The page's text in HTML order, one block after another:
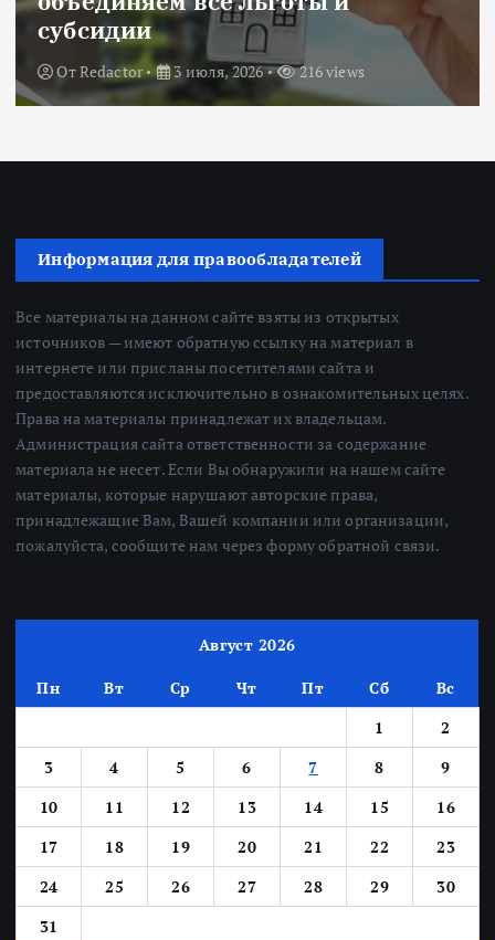
субсидии
ОтRedactor 3 июля, 2026 216 views
Информация для правообладателей
Все материалы на данном сайте взяты из открытых
источников — имеют обратную ссылку на материал в
интернете или присланы посетителями сайта и
предоставляются исключительно в ознакомительных целях.
Права на материалы принадлежат их владельцам.
Администрация сайта ответственности за содержание
материала не несет. Если Вы обнаружили на нашем сайте
материалы, которые нарушают авторские права,
принадлежащие Вам, Вашей компании или организации,
пожалуйста, сообщите нам через форму обратной связи.
Август 2026
Пн Вт Ср Чт Пт Сб
Вс
1
2
3
4 5 6 7 8
9
10
11 12 13 14 15
16
17
18 19 20 21 22
23
24
25 26 27 28 29
30
31